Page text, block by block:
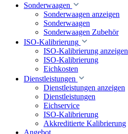
Sonderwaagen
Sonderwaagen anzeigen
Sonderwaagen
Sonderwaagen Zubehör
ISO-Kalibrierung
ISO-Kalibrierung anzeigen
ISO-Kalibrierung
Eichkosten
Dienstleistungen
Dienstleistungen anzeigen
Dienstleistungen
Eichservice
ISO-Kalibrierung
Akkreditierte Kalibrierung
Angebot